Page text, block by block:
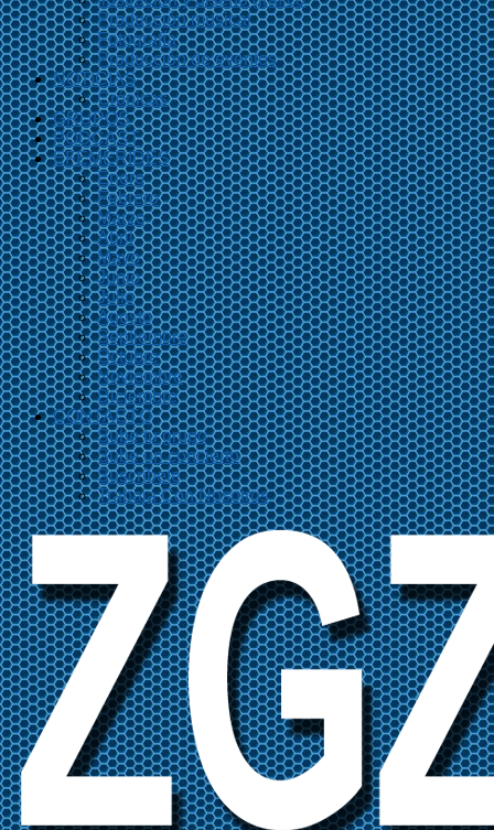
Producción musical
Fotografía
Producción de eventos
NOTICIAS
Crónicas
GRUPOS
PODCAST
EFEMÉRIDES
Enero
Febrero
Marzo
Abril
Mayo
Junio
Julio
Agosto
Septiembre
Octubre
Noviembre
Diciembre
CONTACTO
Sube tu grupo
Sube un concierto
Suscríbete
Trabaja Con Nosotros